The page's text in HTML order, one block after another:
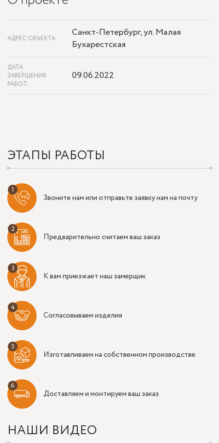
АДРЕС ОБЪЕКТА:
Санкт-Петербург, ул. Малая
Бухарестская
ДАТА
ЗАВЕРШЕНИЯ
РАБОТ:
09.06.2022
ЭТАПЫ РАБОТЫ
Звоните нам или отправьте заявку нам на почту
Предварительно считаем ваш заказ
К вам приезжает наш замерщик
Согласовываем изделия
Изготавливаем на собственном производстве
Доставляем и монтируем ваш заказ
НАШИ ВИДЕО